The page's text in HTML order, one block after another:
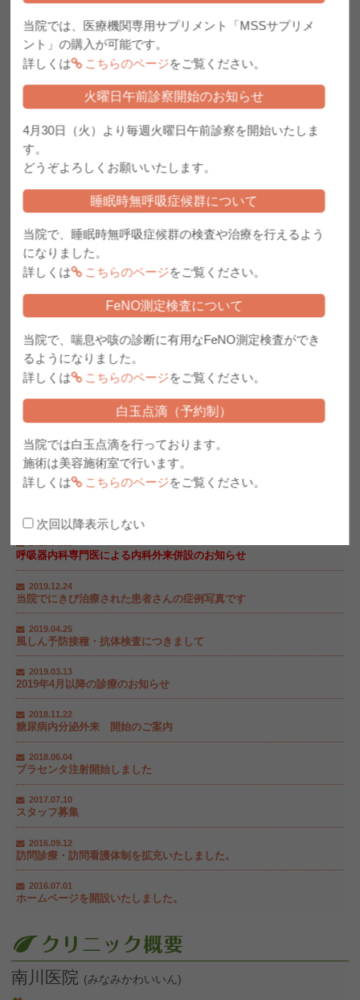
当院では、医療機関専用サプリメント「MSSサプリメ
ント」の購入が可能です。
詳しくは
こちらのページをご覧ください。
火曜日午前診察開始のお知らせ
4月30日（火）より毎週火曜日午前診察を開始いたしま
す。
どうぞよろしくお願いいたします。
睡眠時無呼吸症候群について
当院で、睡眠時無呼吸症候群の検査や治療を行えるよう
になりました。
詳しくは
こちらのページをご覧ください。
FeNO測定検査について
当院で、喘息や咳の診断に有用なFeNO測定検査ができ
るようになりました。
詳しくは
こちらのページをご覧ください。
白玉点滴（予約制）
当院では白玉点滴を行っております。
施術は美容施術室で行います。
詳しくは
こちらのページをご覧ください。
次回以降表示しない
中川 龍太郎医師の着任のお知らせ
4月3日に中川 龍太郎医師が着任しました。
⇒中川 医師のプロフィールはこちら
今後ともどうぞよろしくお願い致します。
10月1日（土）よりオミクロン対応コロナワクチン接種予約を窓口
にて開始しま
す。
※お電話ではなく窓口でご予約お願いいたします。
接種開始は10月3日（月）午後～になります。
火曜日午後診察は院長 永井が担当します。
2022.08.30
『武田社/ノババックス製』コロナワクチン接種の予約について
新型コロナウィルスワクチン接種について
4月から第3土曜日も通常診療いたします。
2022.02.24
医療法人グループのクリニックのご紹介
新型コロナワクチン予防接種について
2021.03.12
医療レーザー脱毛機器『エクセル HR』導入記念
呼吸器内科専門医による内科外来併設のお知らせ
2019.12.24
当院でにきび治療された患者さんの症例写真です
2019.04.25
風しん予防接種・抗体検査につきまして
2019.03.13
2019年4月以降の診療のお知らせ
2018.11.22
糖尿病内分泌外来 開始のご案内
2018.06.04
プラセンタ注射開始しました
2017.07.10
スタッフ募集
2016.09.12
訪問診療・訪問看護体制を拡充いたしました。
2016.07.01
ホームページを開設いたしました。
南川医院 (みなみかわいいん)